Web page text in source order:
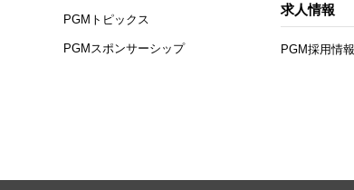
PGMトピックス
PGMスポンサーシップ
求人情報
PGM採用情報